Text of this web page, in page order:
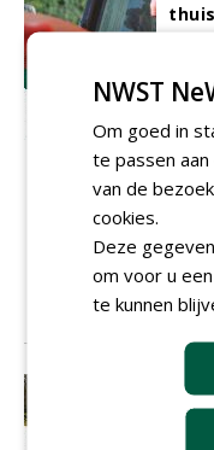
als
niet
laat
wie
01-
NWST
Om goed in
te passen
van de
cookies.
Deze
om voor u
te kunnen